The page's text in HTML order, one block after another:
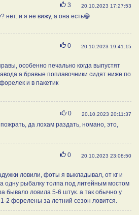
20.10.2023 17:27:53
Нравится
3
нет. и я не вижу, а она есть😁
20.10.2023 19:41:15
Нравится
0
особенно печально когда выпустят
а бравые поплавочники сидят ниже по
и в пакетик
20.10.2023 20:11:37
Нравится
0
да лохам раздать, номано, это,
20.10.2023 23:08:50
Нравится
0
ловили, фоты я выкладывал, от кг и
одну рыбалку толпа под литейным мостом
бывало ловила 5-6 штук. а так обычно у
2 форелены за летний сезон ловится.